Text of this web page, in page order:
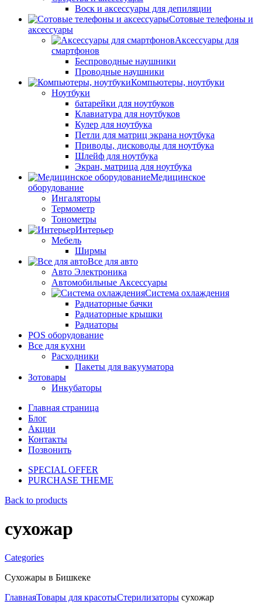
Воск и аксессуары для депиляции
Сотовые телефоны и
аксессуары
Аксессуары для
смартфонов
Беспроводные наушники
Проводные наушники
Компьютеры, ноутбуки
Ноутбуки
батарейки для ноутбуков
Клавиатура для ноутбуков
Кулер для ноутбука
Петли для матриц экрана ноутбука
Приводы, дисководы для ноутбука
Шлейф для ноутбука
Экран, матрица для ноутбука
Медицинское
оборудование
Ингаляторы
Термометр
Тонометры
Интерьер
Мебель
Ширмы
Все для авто
Авто Электроника
Автомобильные Аксессуары
Система охлаждения
Радиаторные бачки
Радиаторные крышки
Радиаторы
POS оборудование
Все для кухни
Расходники
Пакеты для вакууматора
Зотовары
Инкубаторы
Главная страница
Блог
Акции
Контакты
Позвонить
SPECIAL OFFER
PURCHASE THEME
Back to products
сухожар
Categories
Сухожары в Бишкеке
ГлавнаяТовары для красотыСтерилизаторы сухожар